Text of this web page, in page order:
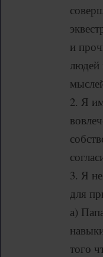
и
2. Я
3. Я
для
а)
того